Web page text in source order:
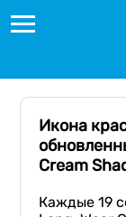
Икона
Cream
Каждые 19